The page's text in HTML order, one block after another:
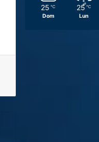
25 ℃
Dom
25 ℃
Lun